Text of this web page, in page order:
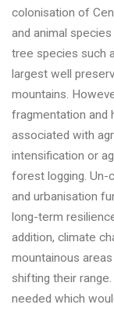
colonisation of
and animal
tree species such
largest well
mountains.
fragmentation and
associated with
intensification or
forest logging.
and urbanisation
long-term
addition, climate
mountainous
shifting their
needed which